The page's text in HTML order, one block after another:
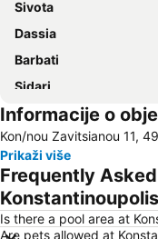
Sivota
Dassia
Barbati
Sidari
Kouloura Beach
Arillas Beach
Nisaki
Plaža Bella Vraka
Corfu International
Informacije o
Kon/nou Zavitsianou 11,
Prikaži više
Frequently
Konstantinoupolis
Is there a pool area at
Are pets allowed at